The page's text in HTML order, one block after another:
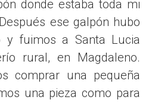
donde estaba toda mi
ese galpón hubo
y fuimos a Santa Lucia
rural, en Magdaleno.
comprar una pequeña
una pieza como para